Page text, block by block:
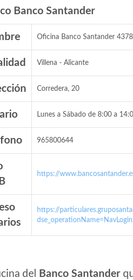
Banco Santander
Oficina Banco Santander 4378
Villena - Alicante
Corredera, 20
Lunes a Sábado de 8:00 a
965800644
https://
https://
del Banco Santander